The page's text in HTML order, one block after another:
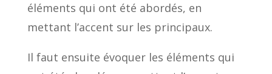
éléments qui ont été abordés, en
mettant l’accent sur les principaux.
Il faut ensuite évoquer les éléments qui